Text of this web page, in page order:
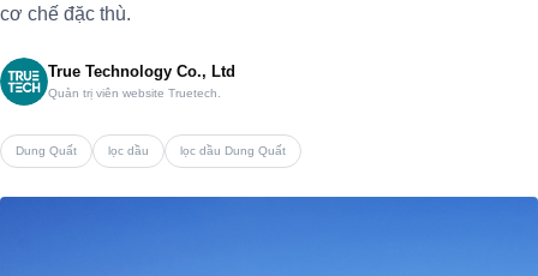
cơ chế đặc thù.
True Technology Co., Ltd
Quản trị viên website Truetech.
Dung Quất lọc dầu lọc dầu Dung Quất